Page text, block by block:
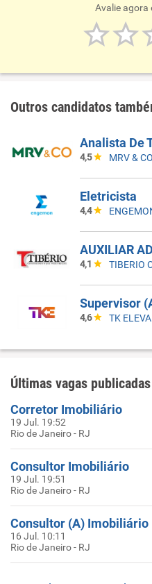
Avalie agora
Outros candidatos
Analista De
4,5 MRV & CO
Eletricista
4,4
4,1
4,6 TK
Últimas vagas publicadas
Corretor Imobiliário
19 Jul. 19:52
Rio de Janeiro - RJ
Consultor Imobiliário
19 Jul. 19:51
Rio de Janeiro - RJ
Consultor (A) Imobiliário
16 Jul. 10:11
Rio de Janeiro - RJ